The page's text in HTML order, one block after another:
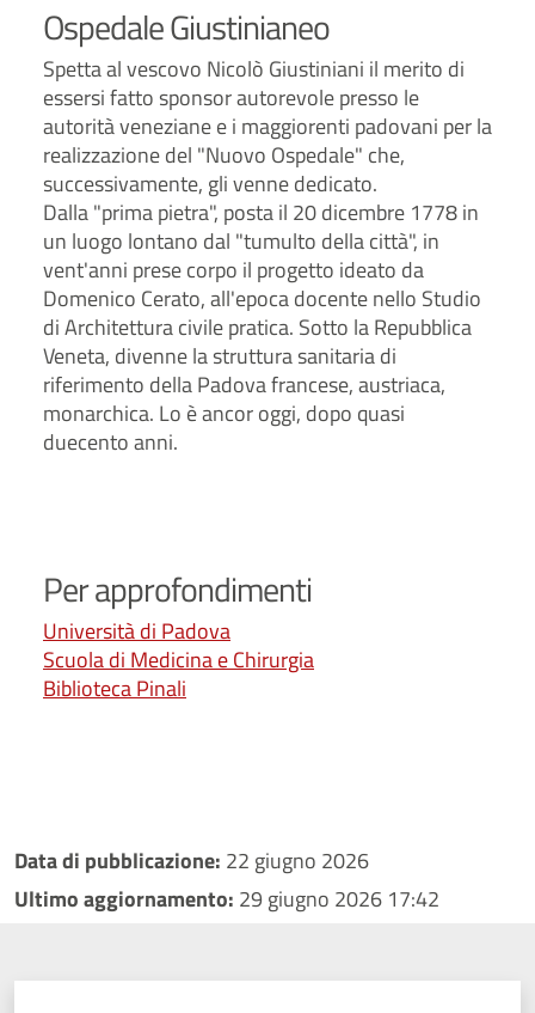
Ospedale Giustinianeo
Spetta al vescovo Nicolò Giustiniani il merito di
essersi fatto sponsor autorevole presso le
autorità veneziane e i maggiorenti padovani per la
realizzazione del "Nuovo Ospedale" che,
successivamente, gli venne dedicato.
Dalla "prima pietra", posta il 20 dicembre 1778 in
un luogo lontano dal "tumulto della città", in
vent'anni prese corpo il progetto ideato da
Domenico Cerato, all'epoca docente nello Studio
di Architettura civile pratica. Sotto la Repubblica
Veneta, divenne la struttura sanitaria di
riferimento della Padova francese, austriaca,
monarchica. Lo è ancor oggi, dopo quasi
duecento anni.
Per approfondimenti
Università di Padova
Scuola di Medicina e Chirurgia
Biblioteca Pinali
Data di pubblicazione: 22 giugno 2026
Ultimo aggiornamento: 29 giugno 2026 17:42